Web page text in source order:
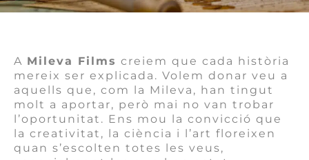
A Mileva Films creiem que cada història
mereix ser explicada. Volem donar veu a
aquells que, com la Mileva, han tingut
molt a aportar, però mai no van trobar
l’oportunitat. Ens mou la convicció que
la creativitat, la ciència i l’art floreixen
quan s’escolten totes les veus,